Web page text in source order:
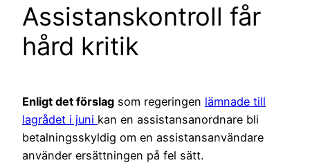
Assistanskontroll får
hård kritik
Enligt det förslag som regeringen lämnade till
lagrådet i juni kan en assistansanordnare bli
betalningsskyldig om en assistansanvändare
använder ersättningen på fel sätt.